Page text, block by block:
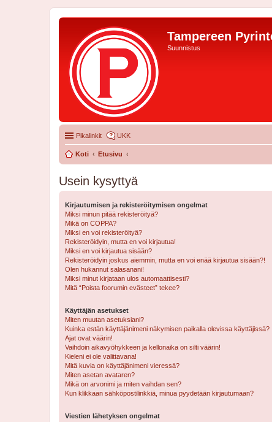
Tampereen
Suunnistus
Pikalinkit UKK
Koti Etusivu
Usein kysyttyä
Kirjautumisen ja rekisteröitymisen ongelmat
Miksi minun pitää rekisteröityä?
Mikä on COPPA?
Miksi en voi rekisteröityä?
Rekisteröidyin, mutta en voi kirjautua!
Miksi en voi kirjautua sisään?
Rekisteröidyin joskus aiemmin, mutta en voi enää kirjautua sisään?!
Olen hukannut salasanani!
Miksi minut kirjataan ulos automaattisesti?
Mitä “Poista foorumin evästeet” tekee?
Käyttäjän asetukset
Miten muutan asetuksiani?
Kuinka estän käyttäjänimeni näkymisen paikalla olevissa käyttäjissä?
Ajat ovat väärin!
Vaihdoin aikavyöhykkeen ja kellonaika on silti väärin!
Kieleni ei ole valittavana!
Mitä kuvia on käyttäjänimeni vieressä?
Miten asetan avataren?
Mikä on arvonimi ja miten vaihdan sen?
Kun klikkaan sähköpostilinkkiä, minua pyydetään kirjautumaan?
Viestien lähetyksen ongelmat